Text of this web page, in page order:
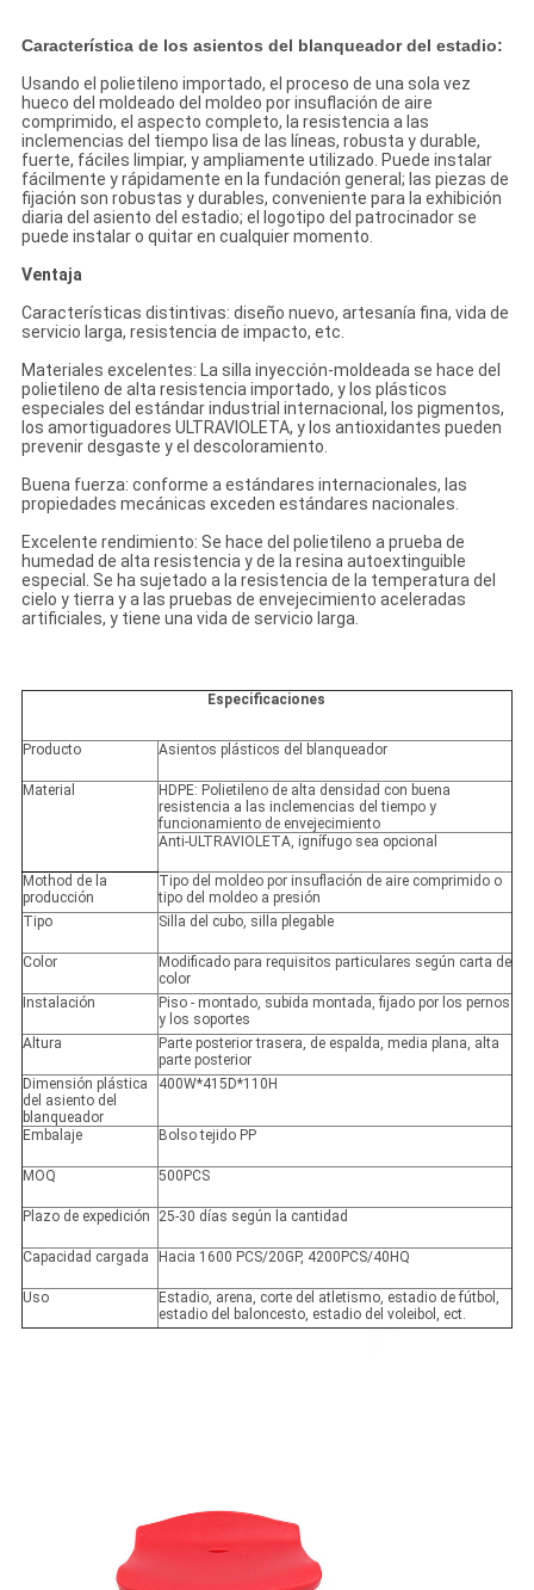
Característica de los asientos del blanqueador del estadio:
Usando el polietileno importado, el proceso de una sola vez
hueco del moldeado del moldeo por insuflación de aire
comprimido, el aspecto completo, la resistencia a las
inclemencias del tiempo lisa de las líneas, robusta y durable,
fuerte, fáciles limpiar, y ampliamente utilizado. Puede instalar
fácilmente y rápidamente en la fundación general; las piezas de
fijación son robustas y durables, conveniente para la exhibición
diaria del asiento del estadio; el logotipo del patrocinador se
puede instalar o quitar en cualquier momento.
Ventaja
Características distintivas: diseño nuevo, artesanía fina, vida de
servicio larga, resistencia de impacto, etc.
Materiales excelentes: La silla inyección-moldeada se hace del
polietileno de alta resistencia importado, y los plásticos
especiales del estándar industrial internacional, los pigmentos,
los amortiguadores ULTRAVIOLETA, y los antioxidantes pueden
prevenir desgaste y el descoloramiento.
Buena fuerza: conforme a estándares internacionales, las
propiedades mecánicas exceden estándares nacionales.
Excelente rendimiento: Se hace del polietileno a prueba de
humedad de alta resistencia y de la resina autoextinguible
especial. Se ha sujetado a la resistencia de la temperatura del
cielo y tierra y a las pruebas de envejecimiento aceleradas
artificiales, y tiene una vida de servicio larga.
Especificaciones
Producto Asientos plásticos del blanqueador
Material
HDPE: Polietileno de alta densidad con buena
resistencia a las inclemencias del tiempo y
funcionamiento de envejecimiento
Anti-ULTRAVIOLETA, ignífugo sea opcional
Mothod de la
producción
Tipo del moldeo por insuflación de aire comprimido o
tipo del moldeo a presión
Tipo
Silla del cubo, silla plegable
Color
Modificado para requisitos particulares según carta de
color
Instalación
Piso - montado, subida montada, fijado por los pernos
y los soportes
Altura
Parte posterior trasera, de espalda, media plana, alta
parte posterior
Dimensión plástica
del asiento del
blanqueador
400W*415D*110H
Embalaje Bolso tejido PP
MOQ 500PCS
Plazo de expedición 25-30 días según la cantidad
Capacidad cargada Hacia 1600 PCS/20GP, 4200PCS/40HQ
Uso
Estadio, arena, corte del atletismo, estadio de fútbol,
estadio del baloncesto, estadio del voleibol, ect.